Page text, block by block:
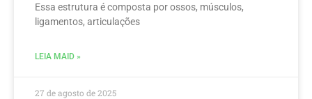
Essa estrutura é composta por ossos, músculos,
ligamentos, articulações
LEIA MAID »
27 de agosto de 2025